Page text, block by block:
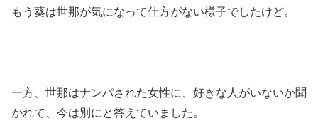
もう葵は世那が気になって仕方がない様子でしたけど。
一方、世那はナンパされた女性に、好きな人がいないか聞
かれて、今は別にと答えていました。